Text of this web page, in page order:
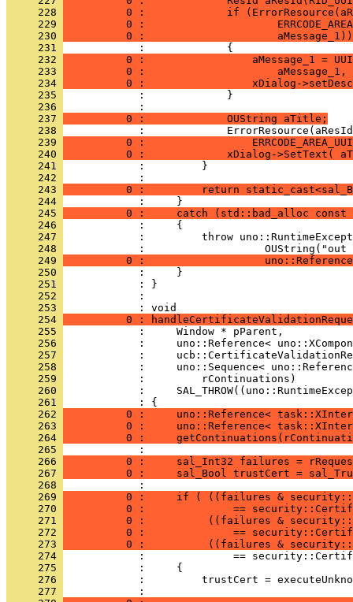
     228
0 :             if
     229
0 :
     230
          0 :                     aMessage_1))
     231
     232
0 :                 aMessage_1 =
     233
0 :                     aMessage_1,
     234
0 :                 xDialog-
     235
     236
     237
          0 :             OUString aTitle;
     238
     239
0 :
     240
0 :             xDialog->SetText(
     241
     242
     243
0 :         return
     244
     245
0 :     catch (std::bad_alloc const
     246
     247
     248
     249
0 :
     250
     251
     252
            :
     253
     254
0 :
     255
     256
     257
     258
     259
     260
     261
     262
0 :     uno::Reference<
     263
0 :     uno::Reference<
     264
0 :
     265
     266
0 :     sal_Int32 failures =
     267
0 :     sal_Bool trustCert =
     268
     269
0 :     if ( ((failures &
     270
0 :              ==
     271
0 :          ((failures &
     272
0 :              ==
     273
0 :          ((failures &
     274
     275
     276
     277